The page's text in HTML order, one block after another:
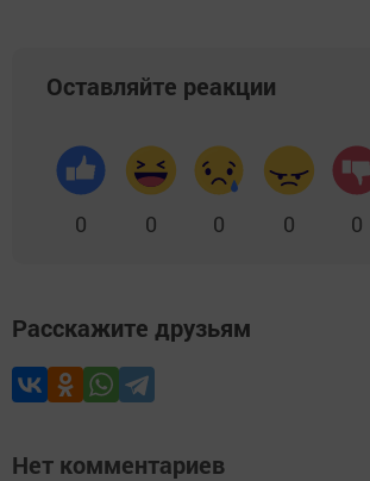
Оставляйте реакции
0 0 0 0 0
Расскажите друзьям
Нет комментариев